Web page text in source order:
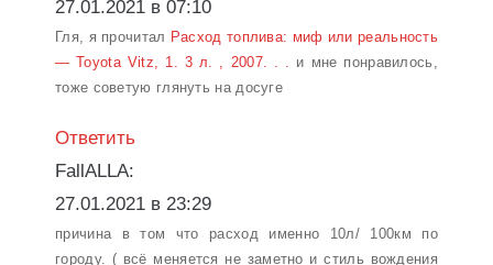
27.01.2021 в 07:10
Гля, я прочитал Расход топлива: миф или реальность
— Toyota Vitz, 1. 3 л. , 2007. . . и мне понравилось,
тоже советую глянуть на досуге
Ответить
FallALLA:
27.01.2021 в 23:29
причина в том что расход именно 10л/ 100км по
городу. ( всё меняется не заметно и стиль вождения